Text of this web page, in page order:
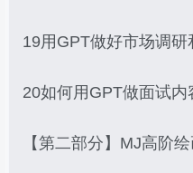
19用GPT做好市场调研
20如何用GPT做面试内
【第二部分】MJ高阶